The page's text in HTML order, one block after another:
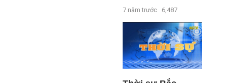
7 năm trước 6,487